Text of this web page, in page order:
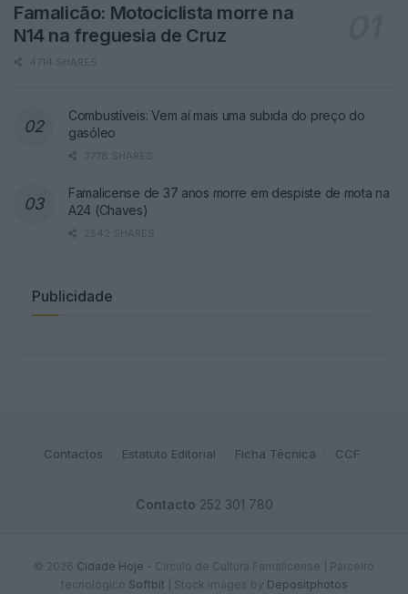
Famalicão: Motociclista morre na
N14 na freguesia de Cruz
4714 SHARES
Combustíveis: Vem aí mais uma subida do preço do
gasóleo
3778 SHARES
Famalicense de 37 anos morre em despiste de mota na
A24 (Chaves)
2542 SHARES
Publicidade
Contactos Estatuto Editorial Ficha Técnica CCF
Contacto 252 301 780
© 2026 Cidade Hoje - Circulo de Cultura Famalicense | Parceiro
tecnológico Softbit Stock images by Depositphotos